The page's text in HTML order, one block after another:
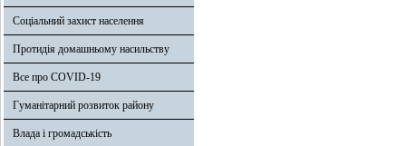
Соціальний захист населення
Протидія домашньому насильству
Все про COVID-19
Гуманітарний розвиток району
Влада і громадськість